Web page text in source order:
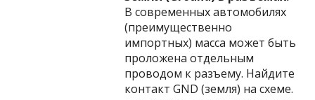
В современных автомобилях
(преимущественно
импортных) масса может быть
проложена отдельным
проводом к разъему. Найдите
контакт GND (земля) на схеме.